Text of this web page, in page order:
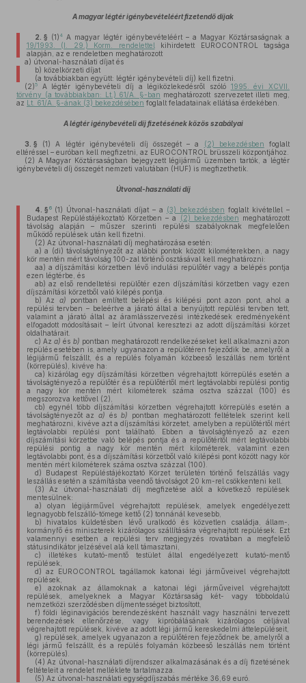
A magyar légtér igénybevételéért fizetendő díjak
2. § (1)4A magyar légtér igénybevételéért – a Magyar Köztársaságnak a
19/1993. (I. 29.) Korm. rendelettel kihirdetett EUROCONTROL tagsága
alapján, az e rendeletben meghatározott
a) útvonal-használati díjat és
b) közelkörzeti díjat
(a továbbiakban együtt: légtér igénybevételi díj) kell fizetni.
(2)5 A légtér igénybevételi díj a légiközlekedésről szóló 1995. évi XCVII.
törvény (a továbbiakban: Lt.) 61/A. §-ban meghatározott szervezetet illeti meg,
az Lt. 61/A. §-ának (3) bekezdésében foglalt feladatainak ellátása érdekében.
A légtér igénybevételi díj fizetésének közös szabályai
3. § (1) A légtér igénybevételi díj összegét – a (2) bekezdésben foglalt
eltéréssel – euróban kell megfizetni, az EUROCONTROL brüsszeli központjához.
(2) A Magyar Köztársaságban bejegyzett légijármű üzemben tartók, a légtér
igénybevételi díj összegét nemzeti valutában (HUF) is megfizethetik.
Útvonal-használati díj
4. § 6 (1) Útvonal-használati díjat – a (3) bekezdésben foglalt kivétellel –
Budapest Repüléstájékoztató Körzetben – a
(2) bekezdésben meghatározott
távolság alapján – műszer szerinti repülési szabályoknak megfelelően
működő repülések után kell fizetni.
(2) Az útvonal-használati díj meghatározása esetén:
a) a (di) távolságtényezőt az alábbi pontok között kilométerekben, a nagy
kör mentén mért távolság 100-zal történő osztásával kell meghatározni:
aa) a díjszámítási körzetben lévő indulási repülőtér vagy a belépés pontja
ezen légtérbe, és
ab) az első rendeltetési repülőtér ezen díjszámítási körzetben vagy ezen
díjszámítási körzetből való kilépés pontja.
b) Az a) pontban említett belépési és kilépési pont azon pont, ahol a
repülési tervben – beleértve a járató által a benyújtott repülési tervben tett,
valamint a járató által az áramlásszervezési intézkedések eredményeként
elfogadott módosításait – leírt útvonal keresztezi az adott díjszámítási körzet
oldalhatárait.
c) Az a) és b) pontban meghatározott rendelkezéseket kell alkalmazni azon
repülés esetében is, amely ugyanazon a repülőtéren fejeződik be, amelyről a
légijármű felszállt, és a repülés folyamán közbeeső leszállás nem történt
(körrepülés), kivéve ha:
ca) kizárólag egy díjszámítási körzetben végrehajtott körrepülés esetén a
távolságtényező a repülőtér és a repülőtértől mért legtávolabbi repülési pontig
a nagy kör mentén mért kilométerek száma osztva százzal (100) és
megszorozva kettővel (2),
cb) egynél több díjszámítási körzetben végrehajtott körrepülés esetén a
távolságtényezőt aza) ésb)
pontban meghatározott feltételek szerint kell
meghatározni, kivéve azt a díjszámítási körzetet, amelyben a repülőtértől mért
legtávolabbi repülési pont található. Ebben a távolságtényező az ezen
díjszámítási körzetbe való belépés pontja és a repülőtértől mért legtávolabbi
repülési pontig a nagy kör mentén mért kilométerek, valamint ezen
legtávolabbi pont, és a díjszámítási körzetből való kilépési pont között nagy kör
mentén mért kilométerek száma osztva százzal (100).
d) Budapest Repüléstájékoztató Körzet területén történő felszállás vagy
leszállás esetén a számításba veendő távolságot 20 km-rel csökkenteni kell.
(3) Az útvonal-használati díj megfizetése alól a következő repülések
mentesülnek:
a) olyan légijárművel végrehajtott repülések, amelyek engedélyezett
legnagyobb felszálló-tömege kettő (2) tonnánál kevesebb,
b) hivatalos küldetésben lévő uralkodó és közvetlen családja, állam-,
kormányfő és miniszterek kizárólagos szállítására végrehajtott repülések. Ezt
valamennyi esetben a repülési terv megjegyzés rovatában a megfelelő
státusindikátor jelzésével alá kell támasztani,
c) illetékes kutató-mentő testület által engedélyezett kutató-mentő
repülések,
d) az EUROCONTROL tagállamok katonai légi járműveivel végrehajtott
repülések,
e) azoknak az államoknak a katonai légi járműveivel végrehajtott
repülések, amelyeknek a Magyar Köztársaság két- vagy többoldalú
nemzetközi szerződésben díjmentességet biztosított,
f) földi léginavigációs berendezésként használt vagy használni tervezett
berendezések ellenőrzése, vagy kipróbálásának kizárólagos céljával
végrehajtott repülések, kivéve az adott légi jármű kereskedelmi áttelepüléseit,
g) repülések, amelyek ugyanazon a repülőtéren fejeződnek be, amelyről a
légi jármű felszállt, és a repülés folyamán közbeeső leszállás nem történt
(körrepülés).
(4) Az útvonal-használati díjrendszer alkalmazásának és a díj fizetésének
feltételeit a rendelet melléklete tartalmazza.
(5) Az útvonal-használati egységdíjszabás mértéke 36,69 euró.